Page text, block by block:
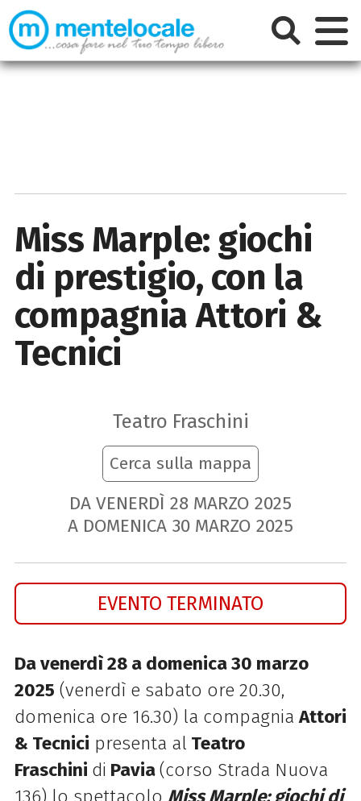
Miss Marple: giochi
di prestigio, con la
compagnia Attori &
Tecnici
Teatro Fraschini
Cerca sulla mappa
DA VENERDÌ 28 MARZO 2025
A DOMENICA 30 MARZO 2025
EVENTO TERMINATO
Da venerdì 28 a domenica 30 marzo
2025 (venerdì e sabato ore 20.30,
domenica ore 16.30) la compagniaAttori
& Tecnici presenta al Teatro
Fraschini di Pavia(corso Strada Nuova